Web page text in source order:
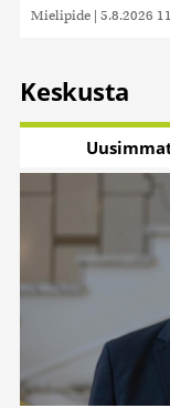
Mielipide | 5.8.2026
Keskusta